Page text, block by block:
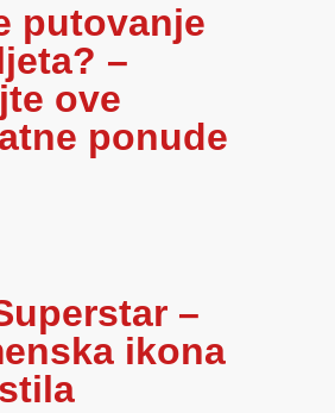
putovanje
–
ove
ponude
–
ikona